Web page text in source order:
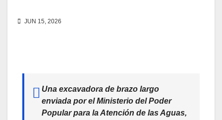
JUN 15, 2026
Una excavadora de brazo largo
enviada por el Ministerio del Poder
Popular para la Atención de las Aguas,